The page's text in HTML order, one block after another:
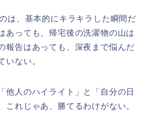
は、基本的にキラキラした瞬間だ
あっても、帰宅後の洗濯物の山は
報告はあっても、深夜まで悩んだ
いない。
他人のハイライト」と「自分の日
これじゃあ、勝てるわけがない。